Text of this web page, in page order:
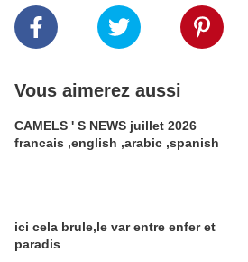
Vous aimerez aussi
CAMELS ' S NEWS juillet 2026
francais ,english ,arabic ,spanish
ici cela brule,le var entre enfer et
paradis